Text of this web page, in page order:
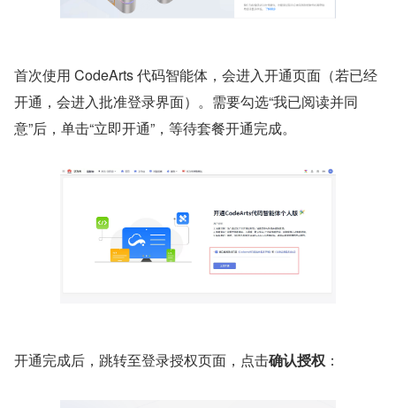
首次使用 CodeArts 代码智能体，会进入开通页面（若已经
开通，会进入批准登录界面）。需要勾选“我已阅读并同
意”后，单击“立即开通”，等待套餐开通完成。
开通完成后，跳转至登录授权页面，点击确认授权 ：